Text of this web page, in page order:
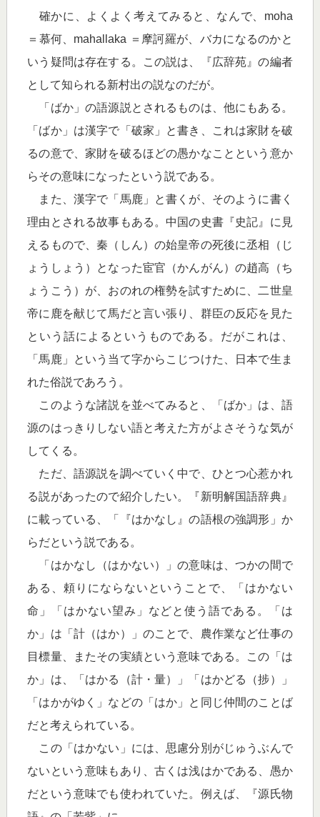
確かに、よくよく考えてみると、なんで、moha
＝慕何、mahallaka ＝摩訶羅が、バカになるのかと
いう疑問は存在する。この説は、『広辞苑』の編者
として知られる新村出の説なのだが。
「ばか」の語源説とされるものは、他にもある。
「ばか」は漢字で「破家」と書き、これは家財を破
るの意で、家財を破るほどの愚かなことという意か
らその意味になったという説である。
また、漢字で「馬鹿」と書くが、そのように書く
理由とされる故事もある。中国の史書『史記』に見
えるもので、秦（しん）の始皇帝の死後に丞相（じ
ょうしょう）となった宦官（かんがん）の趙高（ち
ょうこう）が、おのれの権勢を試すために、二世皇
帝に鹿を献じて馬だと言い張り、群臣の反応を見た
という話によるというものである。だがこれは、
「馬鹿」という当て字からこじつけた、日本で生ま
れた俗説であろう。
このような諸説を並べてみると、「ばか」は、語
源のはっきりしない語と考えた方がよさそうな気が
してくる。
ただ、語源説を調べていく中で、ひとつ心惹かれ
る説があったので紹介したい。『新明解国語辞典』
に載っている、「『はかなし』の語根の強調形」か
らだという説である。
「はかなし（はかない）」の意味は、つかの間で
ある、頼りにならないということで、「はかない
命」「はかない望み」などと使う語である。「は
か」は「計（はか）」のことで、農作業など仕事の
目標量、またその実績という意味である。この「は
か」は、「はかる（計・量）」「はかどる（捗）」
「はかがゆく」などの「はか」と同じ仲間のことば
だと考えられている。
この「はかない」には、思慮分別がじゅうぶんで
ないという意味もあり、古くは浅はかである、愚か
だという意味でも使われていた。例えば、『源氏物